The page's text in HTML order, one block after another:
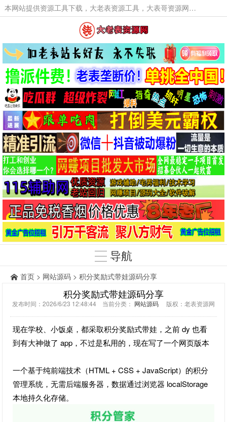
本网站提供资源工具下载，大老表资源工具，大表哥资源网软件工具，大老表资源下载，活动线报福利资源分享,活动线报，大型网游经典游戏，网络热门技术游戏辅助交流与分享。
导航
首页 > 网站源码 > 积分奖励式带娃源码分享
积分奖励式带娃源码分享
发布时间：2026/6/23 12:48:44 当前分类： 网站源码 版权：老表资源网
现在学校、小饭桌，都采取积分奖励式带娃，之前 dy 也看
到有大神做了 app，不过是私用的，现在写了一个网页版本
一个基于纯前端技术（HTML + CSS + JavaScript）的积分
管理系统，无需后端服务器，数据通过浏览器 localStorage
本地持久化存储。